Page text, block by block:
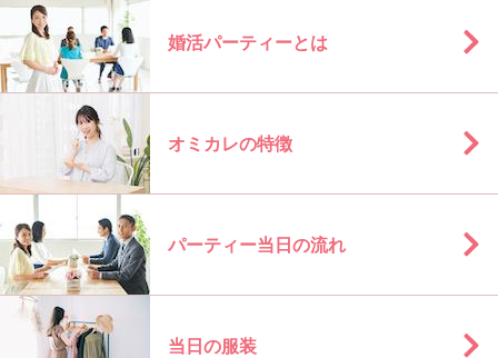
婚活パーティーとは
オミカレの特徴
パーティー当日の流れ
当日の服装